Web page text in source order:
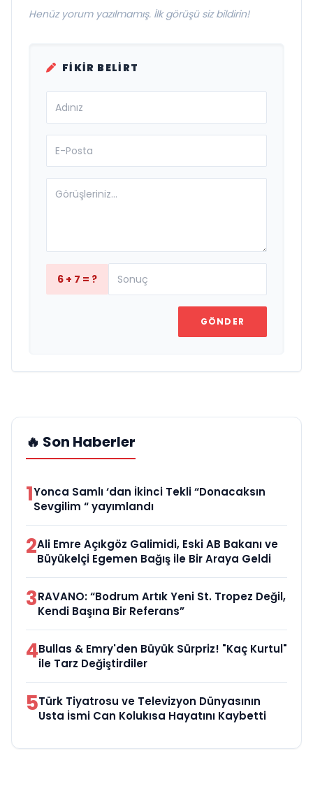
Henüz yorum yazılmamış. İlk görüşü siz bildirin!
FIKIR BELIRT
6 + 7 = ?
GÖNDER
🔥 Son Haberler
1Yonca Samlı ‘dan İkinci Tekli “Donacaksın
Sevgilim “ yayımlandı
2Ali Emre Açıkgöz Galimidi, Eski AB Bakanı ve
Büyükelçi Egemen Bağış ile Bir Araya Geldi
3RAVANO: “Bodrum Artık Yeni St. Tropez Değil,
Kendi Başına Bir Referans”
4Bullas & Emry'den Büyük Sürpriz! "Kaç Kurtul"
ile Tarz Değiştirdiler
5Türk Tiyatrosu ve Televizyon Dünyasının
Usta İsmi Can Kolukısa Hayatını Kaybetti